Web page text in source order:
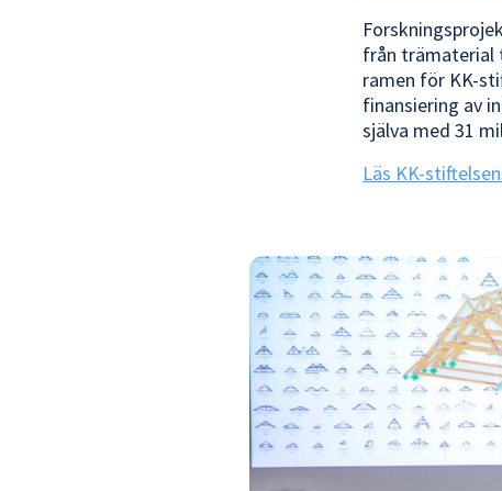
från trämaterial
ramen för KK-
finansiering av
själva med 31
Läs KK-